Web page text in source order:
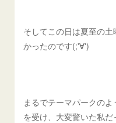
そしてこの日は夏至の
かったのです(;'∀')
まるでテーマパークの
を受け、大変驚いた私だ